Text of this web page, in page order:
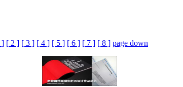
] [ 2 ] [ 3 ] [ 4 ] [ 5 ] [ 6 ] [ 7 ] [ 8 ] page down